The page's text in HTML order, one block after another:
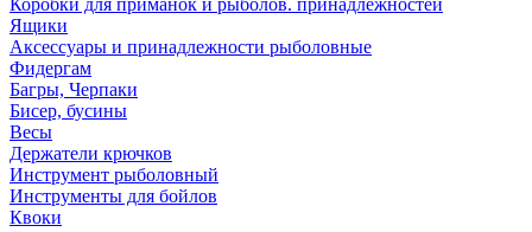
Коробки для приманок и рыболов. принадлежностей
Ящики
Аксессуары и принадлежности рыболовные
Фидергам
Багры, Черпаки
Бисер, бусины
Весы
Держатели крючков
Инструмент рыболовный
Инструменты для бойлов
Квоки